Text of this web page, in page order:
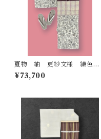
夏物 紬 更紗文様 練色の
地 鈍色 墨色 銀煤竹色などの
シックで上品なお色味 裄丈
¥73,700